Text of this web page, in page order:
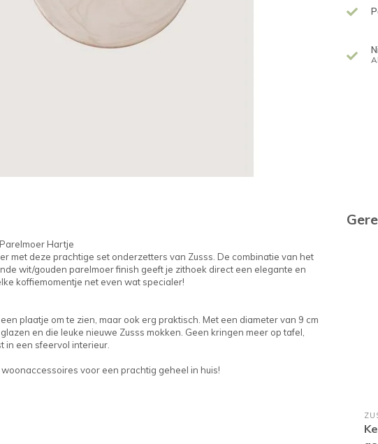
Hartje
met deze prachtige set onderzetters van Zusss. De combinatie van het
wit/gouden parelmoer finish geeft je zithoek direct een elegante en
koffiemomentje net even wat specialer!
plaatje om te zien, maar ook erg praktisch. Met een diameter van 9 cm
en die leuke nieuwe Zusss mokken. Geen kringen meer op tafel,
in een sfeervol interieur.
voor een prachtig geheel in huis!